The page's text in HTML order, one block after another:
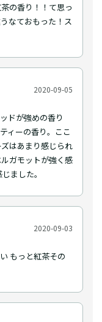
の香り！！て思っ
なておもった！ス
2020-09-05
ドが強めの香り
ィーの香り。ここ
はあまり感じられ
ガモットが強く感
ました。
2020-09-03
もっと紅茶その